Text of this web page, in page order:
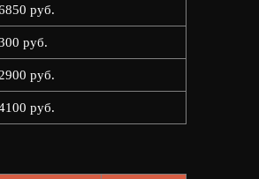
руб.
руб.
2900 руб.
руб.